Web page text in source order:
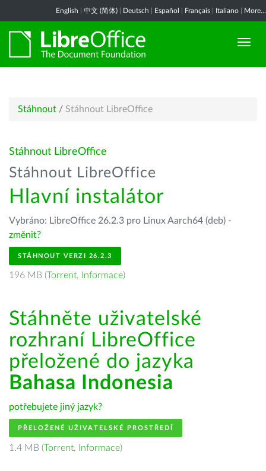
English 中文 (简体) Deutsch Español Français Italiano More...
Stáhnout / Stáhnout LibreOffice
Stáhnout LibreOffice
Stáhnout LibreOffice
Hlavní instalátor
Vybráno: LibreOffice 26.2.3 pro Linux Aarch64 (deb) -
změnit?
STÁHNOUT VERZI 26.2.3
196 MB (Torrent, Informace)
Stáhněte uživatelské
rozhraní LibreOffice
přeložené do jazyka
Bahasa Indonesia
potřebujete jiný jazyk?
PŘELOŽENÉ UŽIVATELSKÉ PROSTŘEDÍ
1.4 MB (Torrent, Informace)